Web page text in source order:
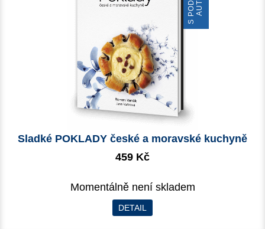
Sladké POKLADY české a moravské kuchyně
459 Kč
Momentálně není skladem
DETAIL